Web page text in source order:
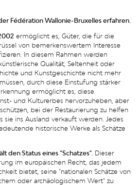
Fédération Wallonie-Bruxelles erfahren.
ermöglicht es, Güter, die für die
von bemerkenswertem Interesse
In diesem Rahmen werden
Qualität, Seltenheit oder
und Kunstgeschichte nicht mehr
durch diese Einstufung stärker
ermöglicht es, diese
und Kulturerbes hervorzuheben, aber
bei der Restaurierung zu helfen
sie ins Ausland verkauft werden. Jedes
historische Werke als Schätze
den Status eines "Schatzes". Dieser
im europäischen Recht, das jedem
bietet, seine "nationalen Schätze von
oder archäologischem Wert" zu